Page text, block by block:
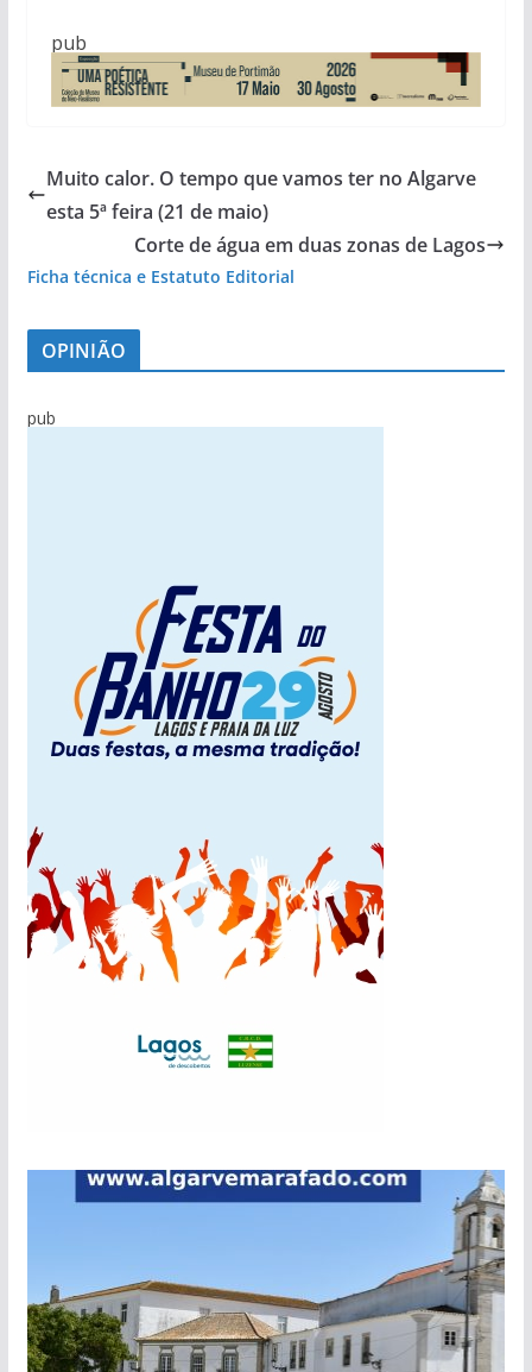
pub
Muito calor. O tempo que vamos ter no Algarve
esta 5ª feira (21 de maio)
Corte de água em duas zonas de Lagos
Ficha técnica e Estatuto Editorial
OPINIÃO
pub